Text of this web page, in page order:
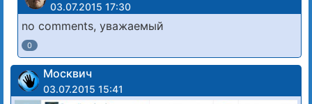
03.07.2015 17:30
no comments, уважаемый
0
Москвич
03.07.2015 15:41